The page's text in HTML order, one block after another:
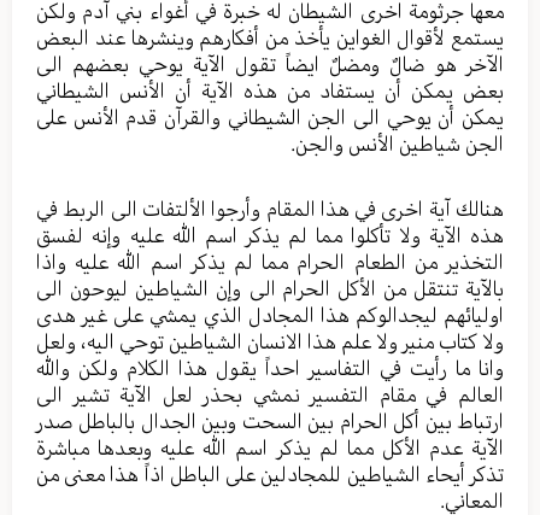
معها جرثومة اخرى الشيطان له خبرة في أغواء بني آدم ولكن
يستمع لأقوال الغواين يأخذ من أفكارهم وينشرها عند البعض
الآخر هو ضالٌ ومضلٌ ايضاً تقول الآية يوحي بعضهم الى
بعض يمكن أن يستفاد من هذه الآية أن الأنس الشيطاني
يمكن أن يوحي الى الجن الشيطاني والقرآن قدم الأنس على
الجن شياطين الأنس والجن.
هنالك آية اخرى في هذا المقام وأرجوا الألتفات الى الربط في
هذه الآية ولا تأكلوا مما لم يذكر اسم الله عليه وإنه لفسق
التخذير من الطعام الحرام مما لم يذكر اسم الله عليه واذا
بالآية تنتقل من الأكل الحرام الى وإن الشياطين ليوحون الى
اوليائهم ليجدالوكم هذا المجادل الذي يمشي على غير هدى
ولا كتاب منير ولا علم هذا الانسان الشياطين توحي اليه، ولعل
وانا ما رأيت في التفاسير احداً يقول هذا الكلام ولكن والله
العالم في مقام التفسير نمشي بحذر لعل الآية تشير الى
ارتباط بين أكل الحرام بين السحت وبين الجدال بالباطل صدر
الآية عدم الأكل مما لم يذكر اسم الله عليه وبعدها مباشرة
تذكر أيحاء الشياطين للمجادلين على الباطل اذاً هذا معنى من
المعاني.